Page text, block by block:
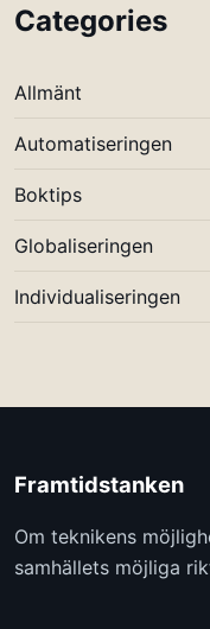
Categories
Allmänt
Automatiseringen
Boktips
Globaliseringen
Individualiseringen
Framtidstanken
Om teknikens
samhällets möjliga